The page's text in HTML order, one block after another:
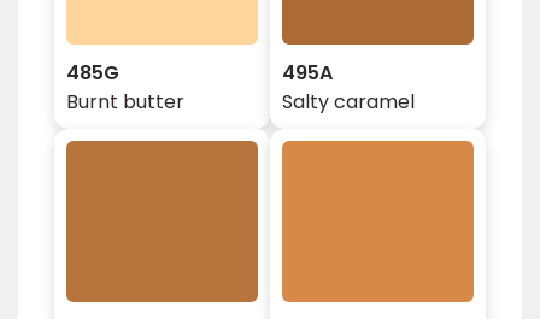
485G
Burnt butter
495A
Salty caramel